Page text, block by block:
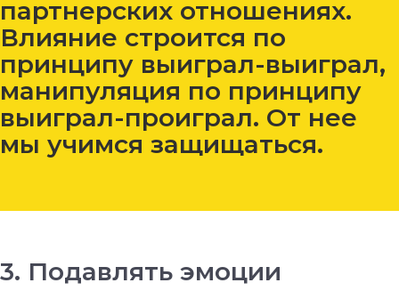
партнерских отношениях.
Влияние строится по
принципу выиграл-выиграл,
манипуляция по принципу
выиграл-проиграл. От нее
мы учимся защищаться.
3. Подавлять эмоции